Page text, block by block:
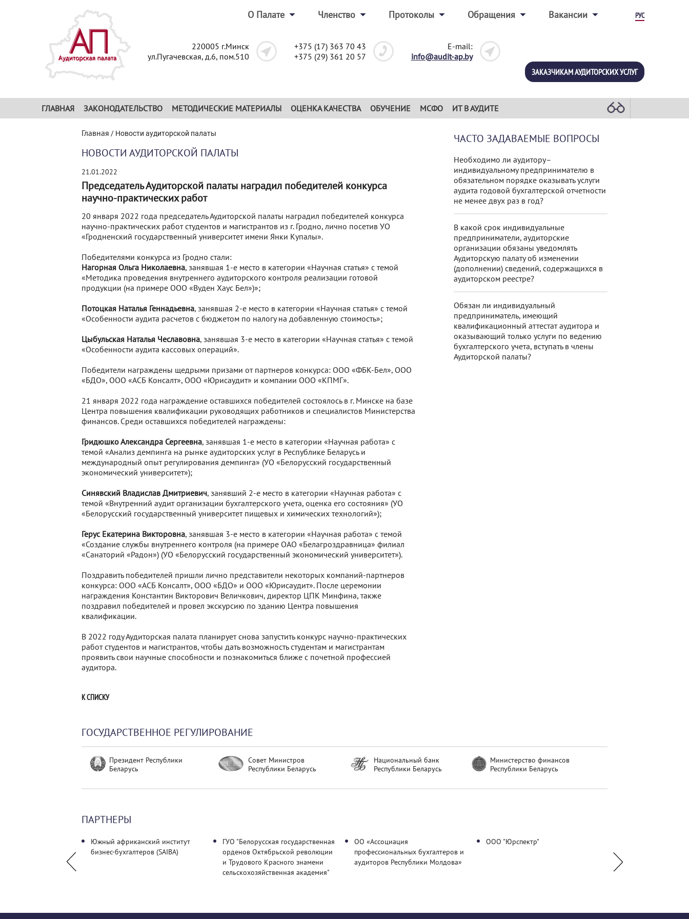
О Палате Членство Протоколы Обращения Вакансии РУС
220005 г.Минск
ул.Пугачевская, д.6, пом.510
+375 (17) 363 70 43
+375 (29) 361 20 57
E-mail:
info@audit-ap.by
ЗАКАЗЧИКАМ АУДИТОРСКИХ УСЛУГ
ГЛАВНАЯ ЗАКОНОДАТЕЛЬСТВО МЕТОДИЧЕСКИЕ МАТЕРИАЛЫ ОЦЕНКА КАЧЕСТВА ОБУЧЕНИЕ МСФО ИТ В АУДИТЕ
Главная / Новости аудиторской палаты
НОВОСТИ АУДИТОРСКОЙ ПАЛАТЫ
21.01.2022
Председатель Аудиторской палаты наградил победителей конкурса
научно-практических работ
20 января 2022 года председатель Аудиторской палаты наградил победителей конкурса
научно-практических работ студентов и магистрантов из г. Гродно, лично посетив УО
«Гродненский государственный университет имени Янки Купалы».
Победителями конкурса из Гродно стали:
Нагорная Ольга Николаевна, занявшая 1-е место в категории «Научная статья» с темой
«Методика проведения внутреннего аудиторского контроля реализации готовой
продукции (на примере ООО «Вуден Хаус Бел»)»;
Потоцкая Наталья Геннадьевна, занявшая 2-е место в категории «Научная статья» с темой
«Особенности аудита расчетов с бюджетом по налогу на добавленную стоимость»;
Цыбульская Наталья Чеславовна, занявшая 3-е место в категории «Научная статья» с темой
«Особенности аудита кассовых операций».
Победители награждены щедрыми призами от партнеров конкурса: ООО «ФБК-Бел», ООО
«БДО», ООО «АСБ Консалт», ООО «Юрисаудит» и компании ООО «КПМГ».
21 января 2022 года награждение оставшихся победителей состоялось в г. Минске на базе
Центра повышения квалификации руководящих работников и специалистов Министерства
финансов. Среди оставшихся победителей награждены:
Гридюшко Александра Сергеевна, занявшая 1-е место в категории «Научная работа» с
темой «Анализ демпинга на рынке аудиторских услуг в Республике Беларусь и
международный опыт регулирования демпинга» (УО «Белорусский государственный
экономический университет»);
Синявский Владислав Дмитриевич, занявший 2-е место в категории «Научная работа» с
темой «Внутренний аудит организации бухгалтерского учета, оценка его состояния» (УО
«Белорусский государственный университет пищевых и химических технологий»);
Герус Екатерина Викторовна, занявшая 3-е место в категории «Научная работа» с темой
«Создание службы внутреннего контроля (на примере ОАО «Белагроздравница» филиал
«Санаторий «Радон») (УО «Белорусский государственный экономический университет»).
Поздравить победителей пришли лично представители некоторых компаний-партнеров
конкурса: ООО «АСБ Консалт», ООО «БДО» и ООО «Юрисаудит». После церемонии
награждения Константин Викторович Величкович, директор ЦПК Минфина, также
поздравил победителей и провел экскурсию по зданию Центра повышения
квалификации.
В 2022 году Аудиторская палата планирует снова запустить конкурс научно-практических
работ студентов и магистрантов, чтобы дать возможность студентам и магистрантам
проявить свои научные способности и познакомиться ближе с почетной профессией
аудитора.
К СПИСКУ
ЧАСТО ЗАДАВАЕМЫЕ ВОПРОСЫ
Необходимо ли аудитору–
индивидуальному предпринимателю в
обязательном порядке оказывать услуги
аудита годовой бухгалтерской отчетности
не менее двух раз в год?
В какой срок индивидуальные
предприниматели, аудиторские
организации обязаны уведомлять
Аудиторскую палату об изменении
(дополнении) сведений, содержащихся в
аудиторском реестре?
Обязан ли индивидуальный
предприниматель, имеющий
квалификационный аттестат аудитора и
оказывающий только услуги по ведению
бухгалтерского учета, вступать в члены
Аудиторской палаты?
ГОСУДАРСТВЕННОЕ РЕГУЛИРОВАНИЕ
Президент Республики
Беларусь
Совет Министров
Республики Беларусь
Национальный банк
Республики Беларусь
Министерство финансов
Республики Беларусь
ПАРТНЕРЫ
Южный африканский институт
бизнес-бухгалтеров (SAIBA)
ГУО "Белорусская государственная
орденов Октябрьской революции
и Трудового Красного знамени
сельскохозяйственная академия"
ОО «Ассоциация
профессиональных бухгалтеров и
аудиторов Республики Молдова»
ООО "Юрспектр"